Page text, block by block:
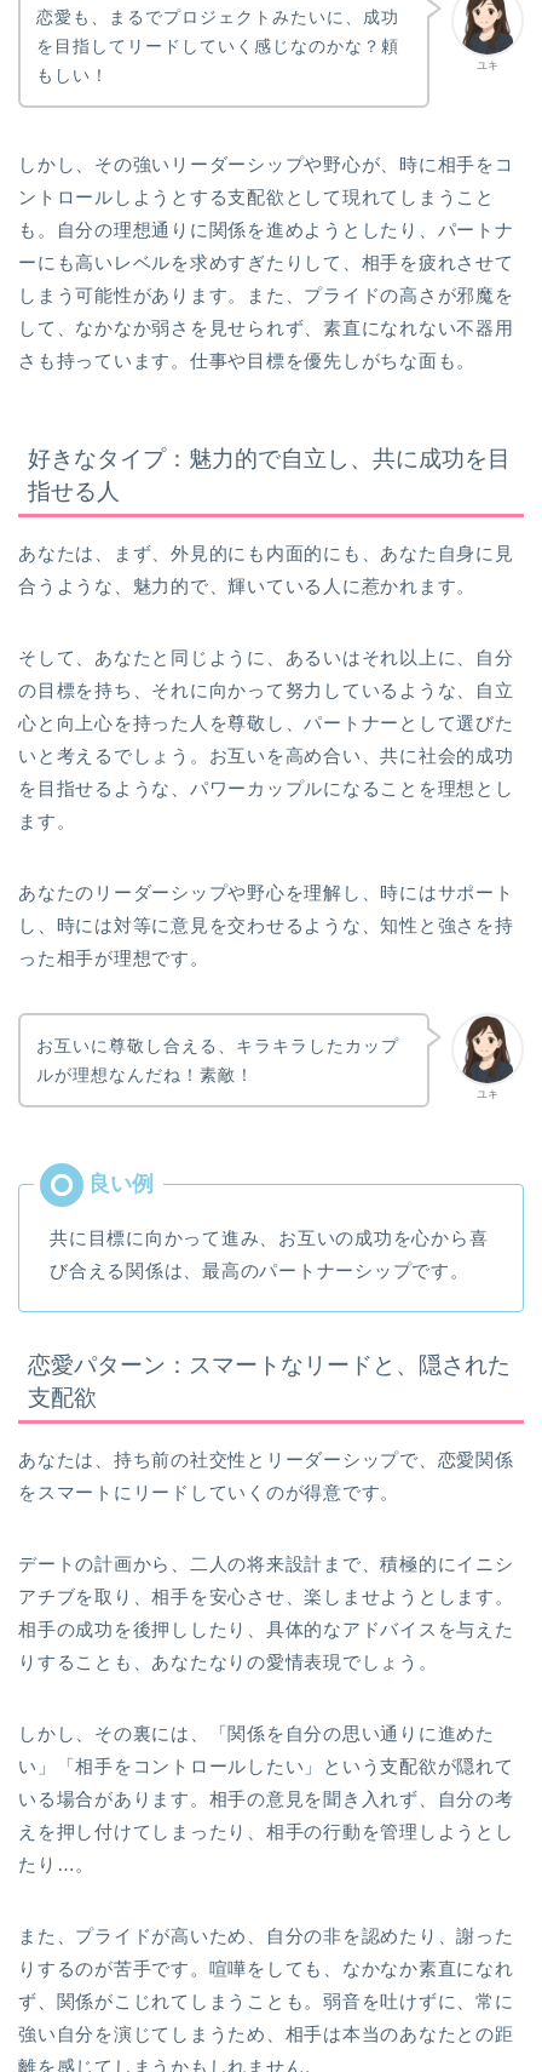
ユキ
恋愛も、まるでプロジェクトみたいに、成功
を目指してリードしていく感じなのかな？頼
もしい！
しかし、その強いリーダーシップや野心が、時に相手をコ
ントロールしようとする支配欲として現れてしまうこと
も。自分の理想通りに関係を進めようとしたり、パートナ
ーにも高いレベルを求めすぎたりして、相手を疲れさせて
しまう可能性があります。また、プライドの高さが邪魔を
して、なかなか弱さを見せられず、素直になれない不器用
さも持っています。仕事や目標を優先しがちな面も。
好きなタイプ：魅力的で自立し、共に成功を目
指せる人
あなたは、まず、外見的にも内面的にも、あなた自身に見
合うような、魅力的で、輝いている人に惹かれます。
そして、あなたと同じように、あるいはそれ以上に、自分
の目標を持ち、それに向かって努力しているような、自立
心と向上心を持った人を尊敬し、パートナーとして選びた
いと考えるでしょう。お互いを高め合い、共に社会的成功
を目指せるような、パワーカップルになることを理想とし
ます。
あなたのリーダーシップや野心を理解し、時にはサポート
し、時には対等に意見を交わせるような、知性と強さを持
った相手が理想です。
ユキ
お互いに尊敬し合える、キラキラしたカップ
ルが理想なんだね！素敵！
共に目標に向かって進み、お互いの成功を心から喜
び合える関係は、最高のパートナーシップです。
恋愛パターン：スマートなリードと、隠された
支配欲
あなたは、持ち前の社交性とリーダーシップで、恋愛関係
をスマートにリードしていくのが得意です。
デートの計画から、二人の将来設計まで、積極的にイニシ
アチブを取り、相手を安心させ、楽しませようとします。
相手の成功を後押ししたり、具体的なアドバイスを与えた
りすることも、あなたなりの愛情表現でしょう。
しかし、その裏には、「関係を自分の思い通りに進めた
い」「相手をコントロールしたい」という支配欲が隠れて
いる場合があります。相手の意見を聞き入れず、自分の考
えを押し付けてしまったり、相手の行動を管理しようとし
たり…。
また、プライドが高いため、自分の非を認めたり、謝った
りするのが苦手です。喧嘩をしても、なかなか素直になれ
ず、関係がこじれてしまうことも。弱音を吐けずに、常に
強い自分を演じてしまうため、相手は本当のあなたとの距
離を感じてしまうかもしれません。